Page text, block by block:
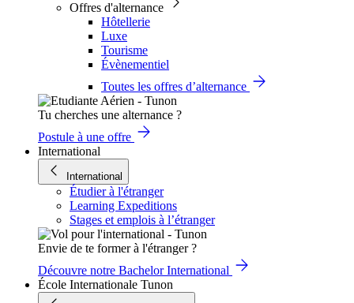
Offres d'alternance
Hôtellerie
Luxe
Tourisme
Évènementiel
Toutes les offres d’alternance
Tu cherches une alternance ?
Postule à une offre
International
International
Étudier à l'étranger
Learning Expeditions
Stages et emplois à l’étranger
Envie de te former à l'étranger ?
Découvre notre Bachelor International
École Internationale Tunon